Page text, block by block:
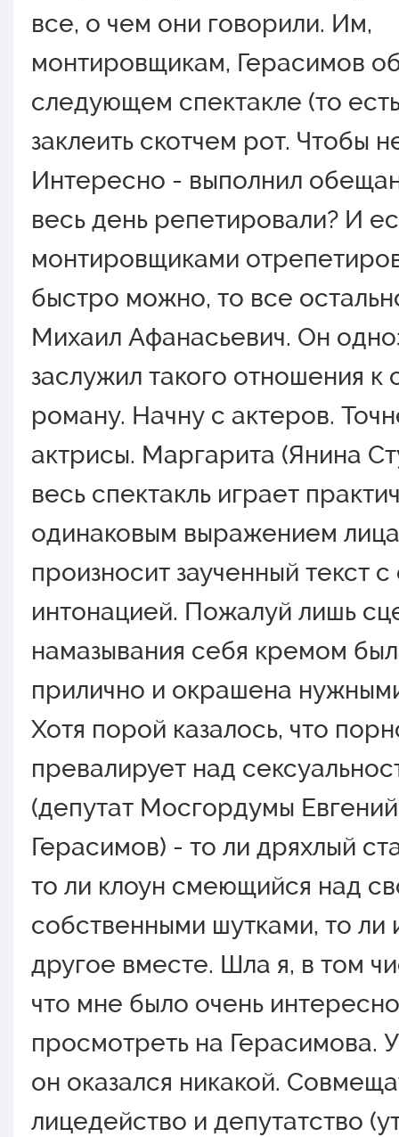
все, о чем они говорили. Им,
монтировщикам, Герасимов
следующем спектакле (то
заклеить скотчем рот. Чтобы
Интересно - выполнил
весь день репетировали? И
монтировщиками
быстро можно, то все
Михаил Афанасьевич. Он
заслужил такого отношения к
роману. Начну с актеров.
актрисы. Маргарита (Янина
весь спектакль играет
одинаковым выражением
произносит заученный текст
интонацией. Пожалуй лишь
намазывания себя кремом
прилично и окрашена
Хотя порой казалось, что
превалирует над
(депутат Мосгордумы Евгений
Герасимов) - то ли дряхлый
то ли клоун смеющийся над
собственными шутками, то ли
другое вместе. Шла я, в том
что мне было очень интересно
просмотреть на Герасимова.
он оказался никакой.
лицедейство и депутатство